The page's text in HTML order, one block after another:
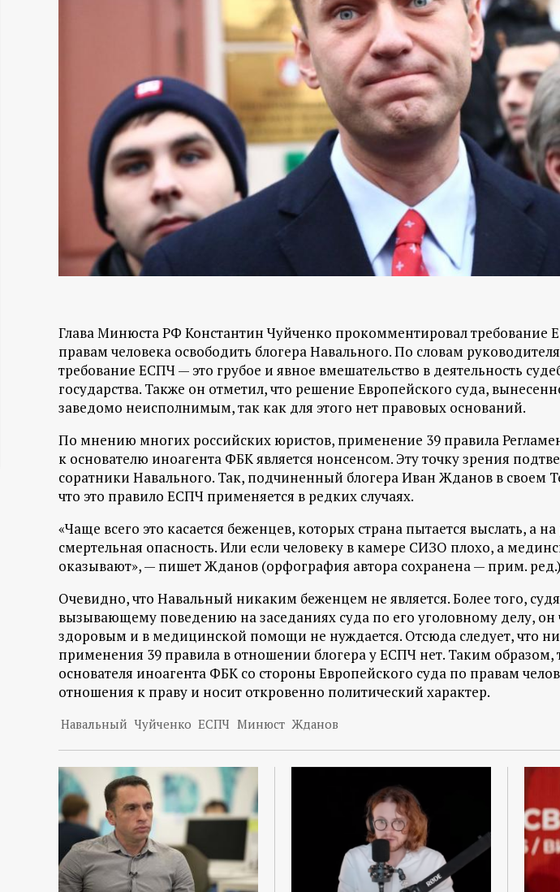
р
а
ц
и
о
н
н
й
п
о
р
т
а
л
Глава Минюста РФ Константин Чуйченко прокомментировал требование
правам человека освободить блогера Навального. По словам
требование ЕСПЧ — это грубое и явное вмешательство в деятельность
государства. Также он отметил, что решение Европейского суда,
заведомо неисполнимым, так как для этого нет правовых оснований.
По мнению многих российских юристов, применение 39 правила
к основателю иноагента ФБК является нонсенсом. Эту точку зрения
соратники Навального. Так, подчиненный блогера Иван Жданов в своем
что это правило ЕСПЧ применяется в редких случаях.
«Чаще всего это касается беженцев, которых страна пытается выслать, а
смертельная опасность. Или если человеку в камере СИЗО плохо, а
оказывают», — пишет Жданов (орфография автора сохранена — прим.
Очевидно, что Навальный никаким беженцем не является. Более того,
вызывающему поведению на заседаниях суда по его уголовному делу, он
здоровым и в медицинской помощи не нуждается. Отсюда следует, что
применения 39 правила в отношении блогера у ЕСПЧ нет. Таким образом,
основателя иноагента ФБК со стороны Европейского суда по правам
отношения к праву и носит откровенно политический характер.
Навальный Чуйченко ЕСПЧ Минюст Жданов